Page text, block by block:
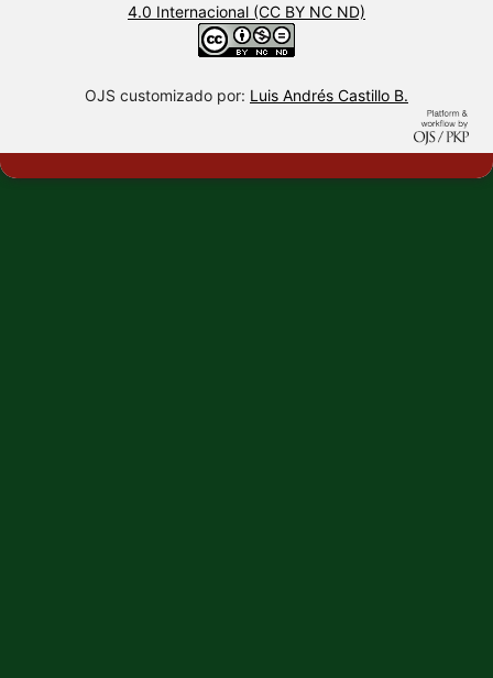
4.0 Internacional (CC BY NC ND)
OJS customizado por: Luis Andrés Castillo B.